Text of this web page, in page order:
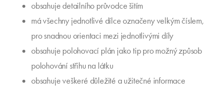
obsahuje detailního průvodce šitím
má všechny jednotlivé dílce označeny velkým číslem,
pro snadnou orientaci mezi jednotlivými díly
obsahuje polohovací plán jako tip pro možný způsob
polohování střihu na látku
obsahuje veškeré důležité a užitečné informace